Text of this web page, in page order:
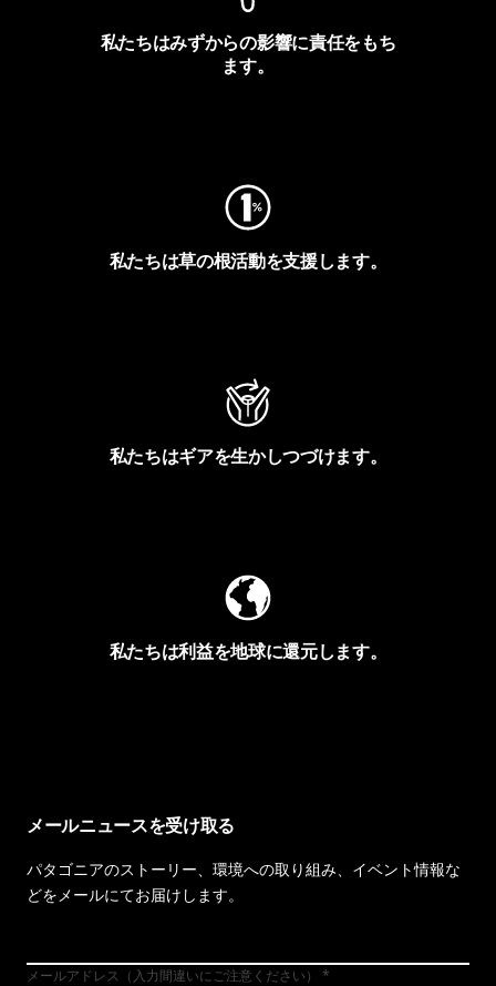
私たちはみずからの影響に責任をもち
ます。
私たちは草の根活動を支援します。
私たちはギアを生かしつづけます。
私たちは利益を地球に還元します。
メールニュースを受け取る
パタゴニアのストーリー、環境への取り組み、イベント情報な
どをメールにてお届けします。
メールアドレス（入力間違いにご注意ください）